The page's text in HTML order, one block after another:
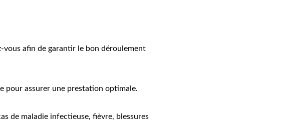
vous afin de garantir le bon déroulement
pour assurer une prestation optimale.
de maladie infectieuse, fièvre, blessures